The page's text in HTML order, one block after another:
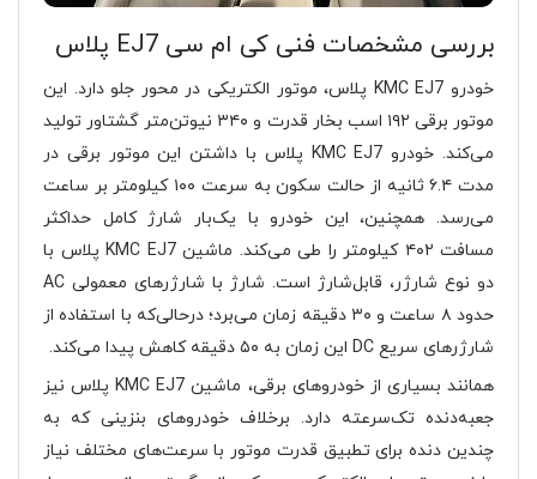
بررسی مشخصات فنی کی ام سی EJ7 پلاس
خودرو KMC EJ7 پلاس، موتور الکتریکی در محور جلو دارد. این
موتور برقی ۱۹۲ اسب بخار قدرت و ۳۴۰ نیوتن‌متر گشتاور تولید
می‌کند. خودرو KMC EJ7 پلاس با داشتن این موتور برقی در
مدت ۶.۴ ثانیه از حالت سکون به سرعت ۱۰۰ کیلومتر بر ساعت
می‌رسد. همچنین، این خودرو با یک‌بار شارژ کامل حداکثر
مسافت ۴۰۲ کیلومتر را طی می‌کند. ماشین KMC EJ7 پلاس با
دو نوع شارژر، قابل‌شارژ است. شارژ با شارژرهای معمولی AC
حدود ۸ ساعت و ۳۰ دقیقه زمان می‌برد؛ درحالی‌که با استفاده از
شارژرهای سریع DC این زمان به ۵۰ دقیقه کاهش پیدا می‌کند.
همانند بسیاری از خودروهای برقی، ماشین KMC EJ7 پلاس نیز
جعبه‌دنده تک‌سرعته دارد. برخلاف خودروهای بنزینی که به
چندین دنده برای تطبیق قدرت موتور با سرعت‌های مختلف نیاز